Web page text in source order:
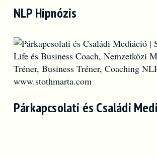
NLP Hipnózis
Párkapcsolati és Családi